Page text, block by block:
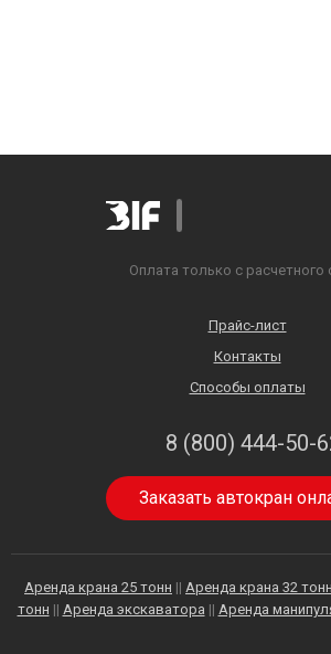
Оплата только с расчетного
Прайс-лист
Контакты
Способы оплаты
8 (800) 444-50-
Заказать автокран
Аренда крана 25 тонн || Аренда крана 32
тонн || Аренда экскаватора || Аренда